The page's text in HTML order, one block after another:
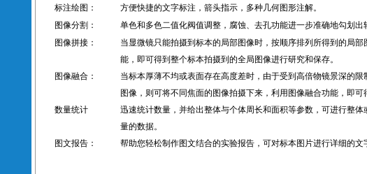
标注绘图：
方便快捷的文字标注，箭头指示，多种几何图形注解。
图像分割：
单色和多色二值化阀值调整，腐蚀、去孔功能进一步准确地勾划出
图像拼接：
当显微镜只能拍摄到标本的局部图像时，按顺序排列所得到的局
能，即可得到整个标本拍摄到的全局图像进行研究和保存。
图像融合：
当标本厚薄不均或表面存在高度差时，由于受到高倍物镜景深的
图像，则可将不同焦面的图像拍摄下来，利用图像融合功能，即
数量统计
迅速统计数量，并给出整体与个体周长和面积等参数，可进行整
量的数据。
图文报告：
帮助您轻松制作图文结合的实验报告，可对标本图片进行详细的